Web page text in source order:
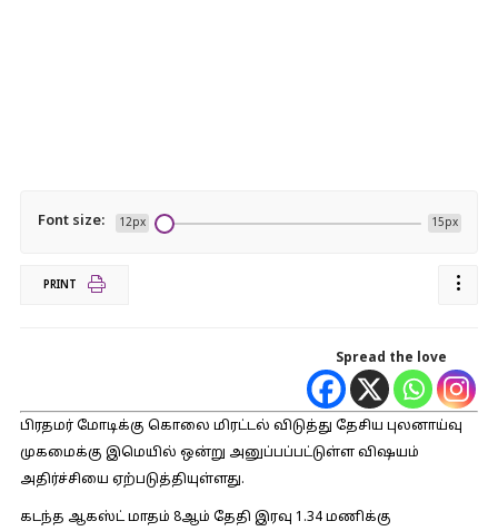
Font size: 12px 15px
PRINT
Spread the love
பிரதமர் மோடிக்கு கொலை மிரட்டல் விடுத்து தேசிய புலனாய்வு
முகமைக்கு இமெயில் ஒன்று அனுப்பப்பட்டுள்ள விஷயம்
அதிர்ச்சியை ஏற்படுத்தியுள்ளது.
கடந்த ஆகஸ்ட் மாதம் 8ஆம் தேதி இரவு 1.34 மணிக்கு